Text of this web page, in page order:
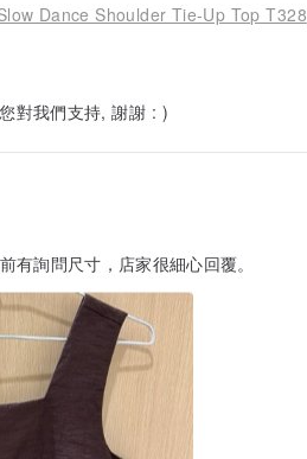
Dance Shoulder Tie-Up Top T328
對我們支持, 謝謝 : )
有詢問尺寸，店家很細心回覆。